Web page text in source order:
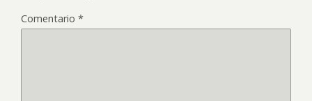
Comentario *